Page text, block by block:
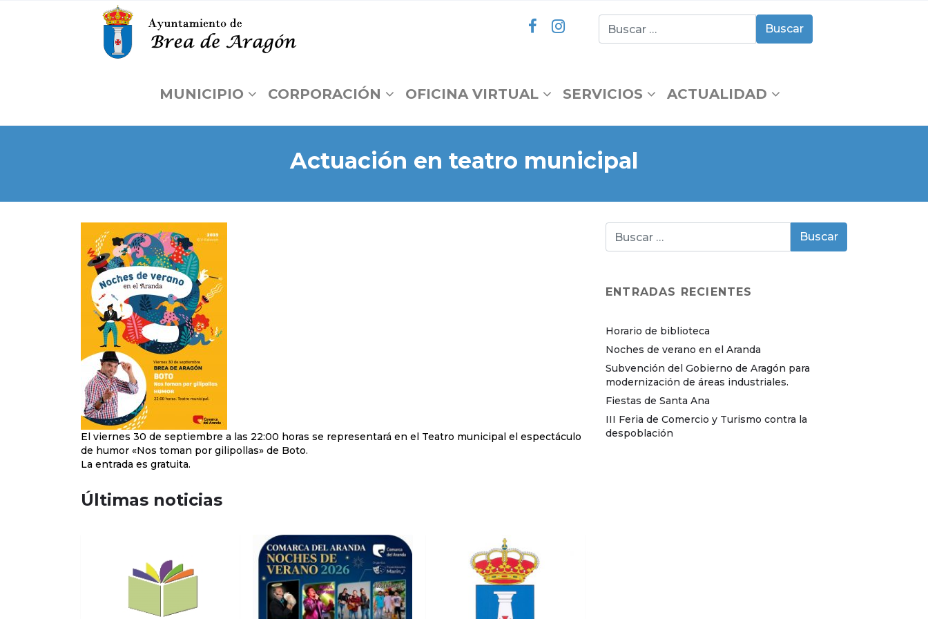
MUNICIPIO CORPORACIÓN OFICINA VIRTUAL SERVICIOS ACTUALIDAD
Actuación en teatro municipal
El viernes 30 de septiembre a las 22:00 horas se representará en el Teatro municipal el espectáculo
de humor «Nos toman por gilipollas» de Boto.
La entrada es gratuita.
Últimas noticias
ENTRADAS RECIENTES
Horario de biblioteca
Noches de verano en el Aranda
Subvención del Gobierno de Aragón para
modernización de áreas industriales.
Fiestas de Santa Ana
III Feria de Comercio y Turismo contra la
despoblación